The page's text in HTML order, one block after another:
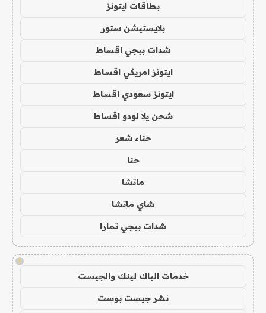
بطاقات ايتونز
بلايستيشن ستور
شدات ببجي اقساط
ايتونز امريكي اقساط
ايتونز سعودي اقساط
شحن يلا لودو اقساط
حناء شعر
حنا
ماتشا
شاي ماتشا
شدات ببجي تمارا
!
خدمات الباك لينك والجيست
نشر جيست بوست